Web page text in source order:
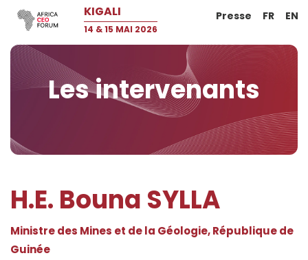
KIGALI
14 & 15 MAI 2026
Presse FR EN
Les intervenants
H.E. Bouna SYLLA
Ministre des Mines et de la Géologie, République de
Guinée